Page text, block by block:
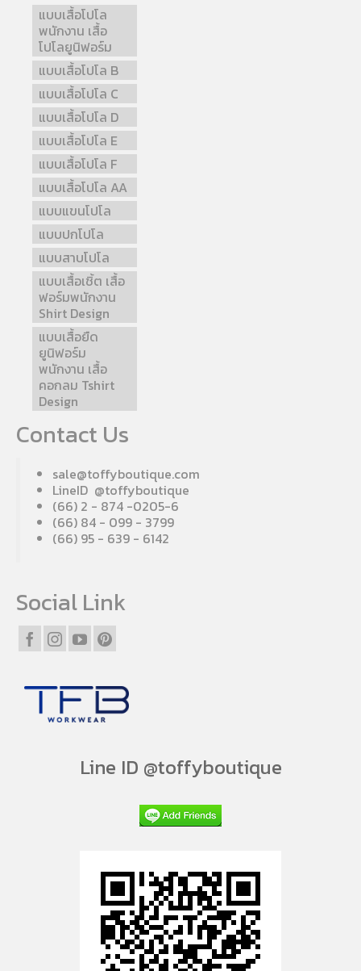
แบบเสื้อโปโล
พนักงาน เสื้อ
โปโลยูนิฟอร์ม
แบบเสื้อโปโล B
แบบเสื้อโปโล C
แบบเสื้อโปโล D
แบบเสื้อโปโล E
แบบเสื้อโปโล F
แบบเสื้อโปโล AA
แบบแขนโปโล
แบบปกโปโล
แบบสาบโปโล
แบบเสื้อเชิ้ต เสื้อ
ฟอร์มพนักงาน
Shirt Design
แบบเสื้อยืด
ยูนิฟอร์ม
พนักงาน เสื้อ
คอกลม Tshirt
Design
Contact Us
sale@toffyboutique.com
LineID @toffyboutique
(66) 2 - 874 -0205-6
(66) 84 - 099 - 3799
(66) 95 - 639 - 6142
Social Link
Line ID @toffyboutique